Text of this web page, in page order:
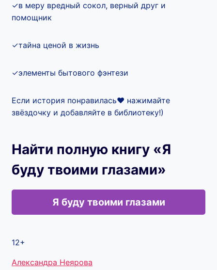
✓в меру вредный сокол, верный друг и
помощник
✓тайна ценой в жизнь
✓элементы бытового фэнтези
Если история понравилась❤️ нажимайте
звёздочку и добавляйте в библиотеку!)
Найти полную книгу «Я
буду твоими глазами»
Я буду твоими глазами
12+
Метки
Александра Неярова